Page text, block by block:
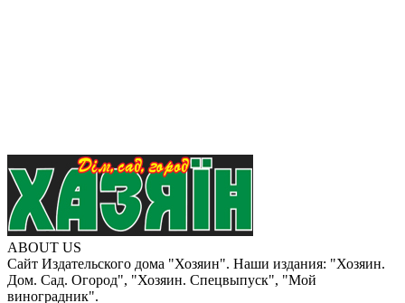
ABOUT US
Сайт Издательского дома "Хозяин". Наши издания: "Хозяин.
Дом. Сад. Огород", "Хозяин. Спецвыпуск", "Мой
виноградник".